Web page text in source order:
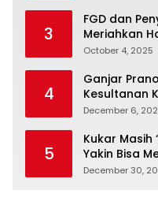
3
FGD dan
Meriahkan
October 4, 2025
4
Ganjar
Kesultanan
December 6,
5
Kukar Masih
Yakin Bisa
December 30,